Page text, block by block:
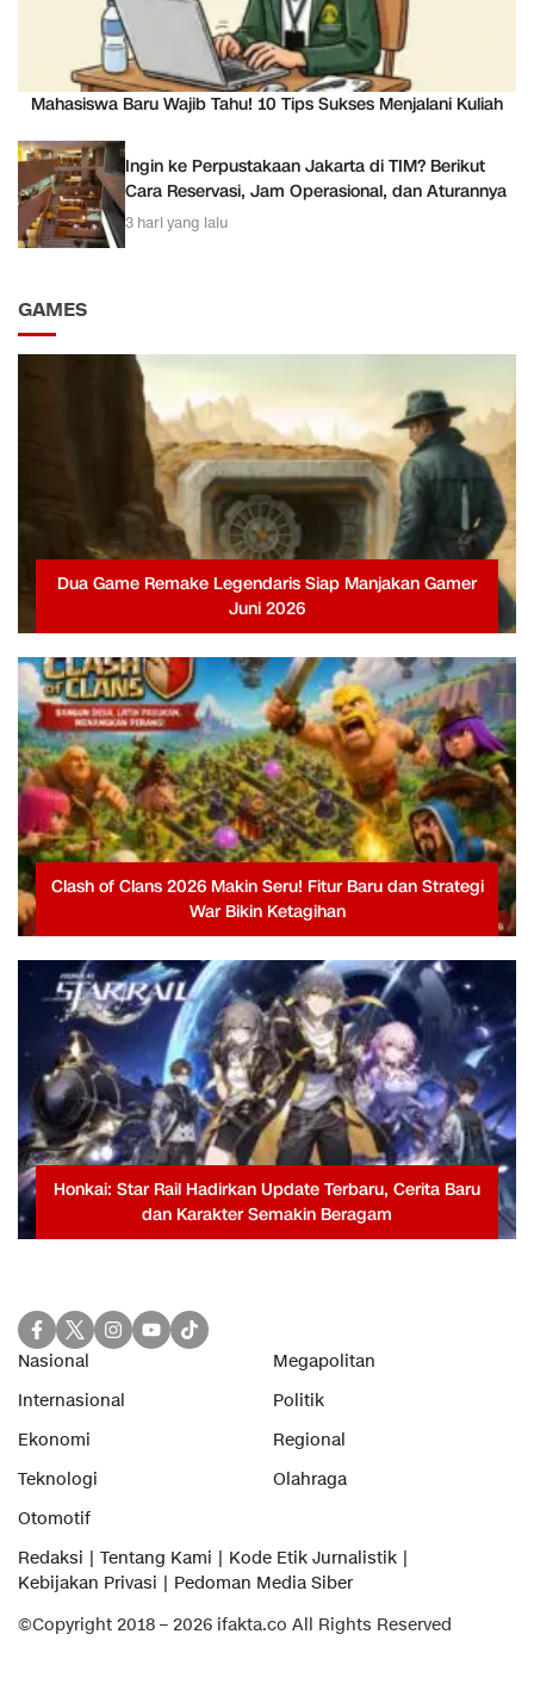
Mahasiswa Baru Wajib Tahu! 10 Tips Sukses Menjalani Kuliah
Ingin ke Perpustakaan Jakarta di TIM? Berikut
Cara Reservasi, Jam Operasional, dan Aturannya
3 hari yang lalu
GAMES
Dua Game Remake Legendaris Siap Manjakan Gamer
Juni 2026
Clash of Clans 2026 Makin Seru! Fitur Baru dan Strategi
War Bikin Ketagihan
Honkai: Star Rail Hadirkan Update Terbaru, Cerita Baru
dan Karakter Semakin Beragam
Nasional
Megapolitan
Internasional
Politik
Ekonomi
Regional
Teknologi
Olahraga
Otomotif
Redaksi
Tentang Kami
Kode Etik Jurnalistik
Kebijakan Privasi
Pedoman Media Siber
©Copyright 2018 – 2026 ifakta.co All Rights Reserved